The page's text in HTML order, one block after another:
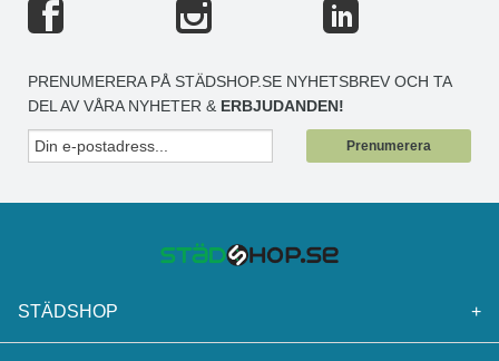
PRENUMERERA PÅ STÄDSHOP.SE NYHETSBREV OCH TA
DEL AV VÅRA NYHETER & ERBJUDANDEN!
Prenumerera
STÄDSHOP +